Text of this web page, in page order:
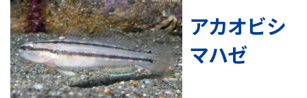
アカオビシ
マハゼ